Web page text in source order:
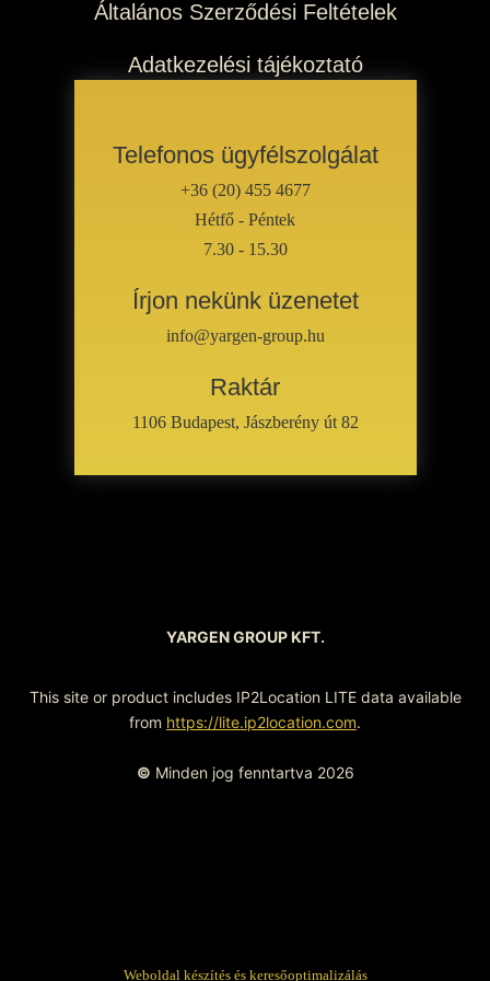
YARGEN GROUP KFT.
This site or product includes IP2Location LITE data available
from https://lite.ip2location.com.
© Minden jog fenntartva 2026
Telefonos ügyfélszolgálat
+36 (20) 455 4677
Hétfő - Péntek
7.30 - 15.30
Írjon nekünk üzenetet
info@yargen-group.hu
Raktár
1106 Budapest, Jászberény út 82
Általános Szerződési Feltételek
Adatkezelési tájékoztató
Weboldal készítés és keresőoptimalizálás